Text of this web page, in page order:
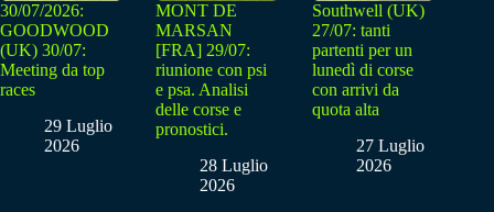
30/07/2026:
GOODWOOD
(UK) 30/07:
Meeting da top
races
29 Luglio
2026
MONT DE
MARSAN
[FRA] 29/07:
riunione con psi
e psa. Analisi
delle corse e
pronostici.
28 Luglio
2026
Southwell (UK)
27/07: tanti
partenti per un
lunedì di corse
con arrivi da
quota alta
27 Luglio
2026